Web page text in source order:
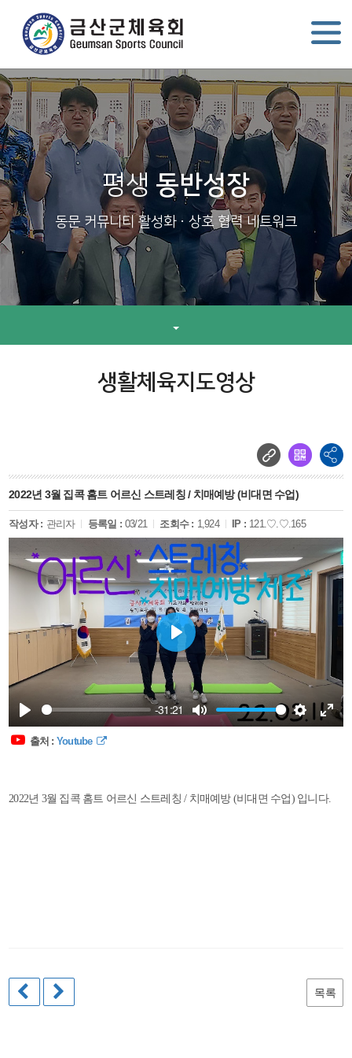
평생 동반성장
동문 커뮤니티 활성화ㆍ상호 협력 네트워크
생활체육지도영상
2022년 3월 집콕 홈트 어르신 스트레칭 / 치매예방 (비대면 수업)
작성자 : 관리자 등록일 : 03/21 조회수 : 1,924 IP : 121.♡.♡.165
Play
-31:21
Mute Settings
Play
출처 : Youtube
2022년 3월 집콕 홈트 어르신 스트레칭 / 치매예방 (비대면 수업) 입니다.
목록